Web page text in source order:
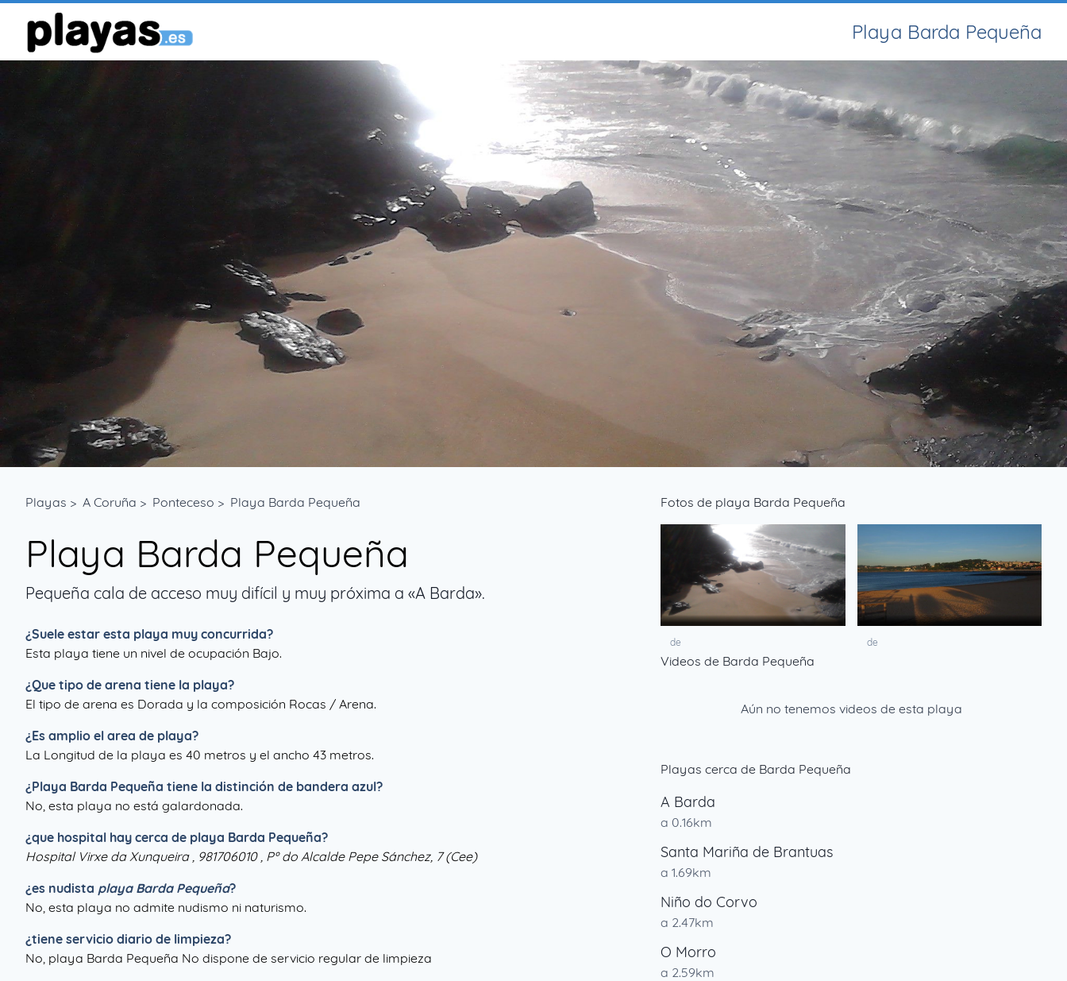
Playa Barda Pequeña
Playas > A Coruña > Ponteceso > Playa Barda Pequeña
Playa Barda Pequeña
Pequeña cala de acceso muy difícil y muy próxima a «A Barda».
¿Suele estar esta playa muy concurrida?
Esta playa tiene un nivel de ocupación Bajo.
¿Que tipo de arena tiene la playa?
El tipo de arena es Dorada y la composición Rocas / Arena.
¿Es amplio el area de playa?
La Longitud de la playa es 40 metros y el ancho 43 metros.
¿Playa Barda Pequeña tiene la distinción de bandera azul?
No, esta playa no está galardonada.
¿que hospital hay cerca de playa Barda Pequeña?
Hospital Virxe da Xunqueira , 981706010 , Pº do Alcalde Pepe Sánchez, 7 (Cee)
¿es nudista playa Barda Pequeña?
No, esta playa no admite nudismo ni naturismo.
¿tiene servicio diario de limpieza?
No, playa Barda Pequeña No dispone de servicio regular de limpieza
Fotos de playa Barda Pequeña
de de
Videos de Barda Pequeña
Aún no tenemos videos de esta playa
Playas cerca de Barda Pequeña
A Barda
a 0.16km
Santa Mariña de Brantuas
a 1.69km
Niño do Corvo
a 2.47km
O Morro
a 2.59km